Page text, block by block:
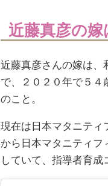
近藤真彦の
近藤真彦さんの嫁は、
で、２０２０年で５４
のこと。
現在は日本マタニティ
から日本マタニティフ
していて、指導者育成